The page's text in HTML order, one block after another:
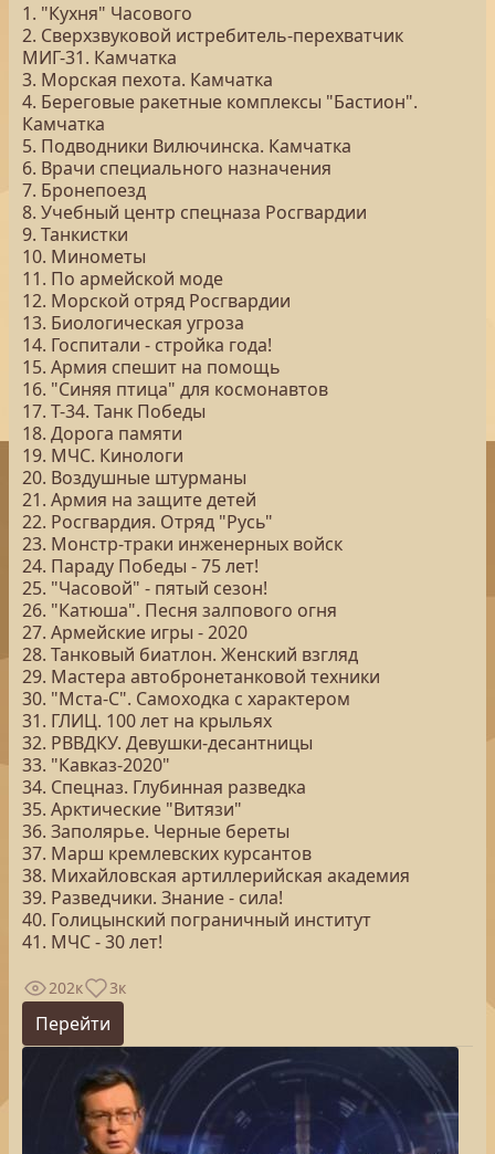
1. "Кухня" Часового
2. Сверхзвуковой истребитель-перехватчик
МИГ-31. Камчатка
3. Морская пехота. Камчатка
4. Береговые ракетные комплексы "Бастион".
Камчатка
5. Подводники Вилючинска. Камчатка
6. Врачи специального назначения
7. Бронепоезд
8. Учебный центр спецназа Росгвардии
9. Танкистки
10. Минометы
11. По армейской моде
12. Морской отряд Росгвардии
13. Биологическая угроза
14. Госпитали - стройка года!
15. Армия спешит на помощь
16. "Синяя птица" для космонавтов
17. Т-34. Танк Победы
18. Дорога памяти
19. МЧС. Кинологи
20. Воздушные штурманы
21. Армия на защите детей
22. Росгвардия. Отряд "Русь"
23. Монстр-траки инженерных войск
24. Параду Победы - 75 лет!
25. "Часовой" - пятый сезон!
26. "Катюша". Песня залпового огня
27. Армейские игры - 2020
28. Танковый биатлон. Женский взгляд
29. Мастера автобронетанковой техники
30. "Мста-С". Самоходка с характером
31. ГЛИЦ. 100 лет на крыльях
32. РВВДКУ. Девушки-десантницы
33. "Кавказ-2020"
34. Спецназ. Глубинная разведка
35. Арктические "Витязи"
36. Заполярье. Черные береты
37. Марш кремлевских курсантов
38. Михайловская артиллерийская академия
39. Разведчики. Знание - сила!
40. Голицынский пограничный институт
41. МЧС - 30 лет!
202к 3к
Перейти